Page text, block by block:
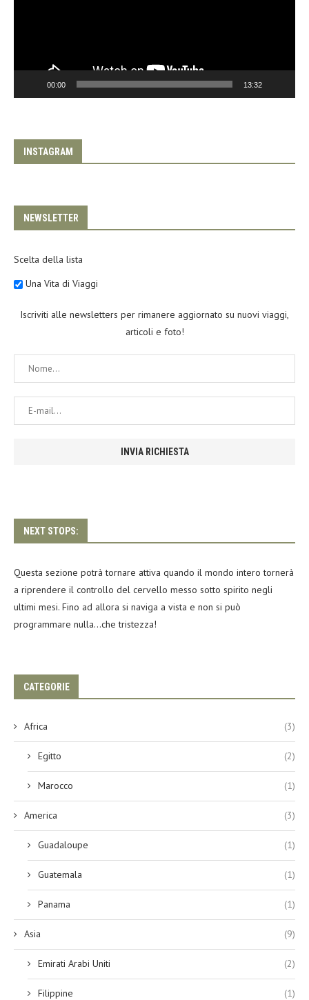
00:00 13:32
INSTAGRAM
NEWSLETTER
Scelta della lista
Una Vita di Viaggi
Iscriviti alle newsletters per rimanere aggiornato su nuovi viaggi,
articoli e foto!
NEXT STOPS:
Questa sezione potrà tornare attiva quando il mondo intero tornerà
a riprendere il controllo del cervello messo sotto spirito negli
ultimi mesi. Fino ad allora si naviga a vista e non si può
programmare nulla…che tristezza!
CATEGORIE
Africa (3)
Egitto (2)
Marocco (1)
America (3)
Guadaloupe (1)
Guatemala (1)
Panama (1)
Asia (9)
Emirati Arabi Uniti (2)
Filippine (1)